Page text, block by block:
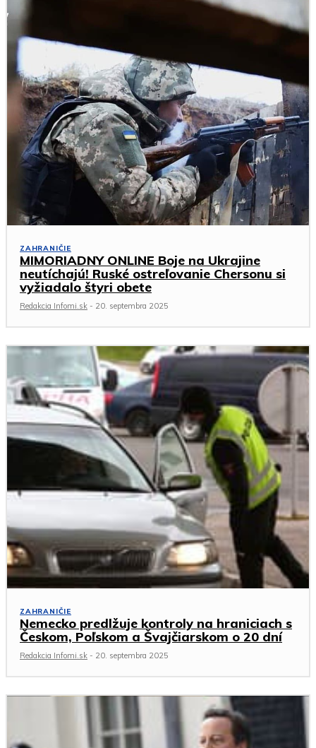
ZAHRANIČIE
MIMORIADNY ONLINE Boje na Ukrajine
neutíchajú! Ruské ostreľovanie Chersonu si
vyžiadalo štyri obete
Redakcia Infomi.sk - 20. septembra 2025
ZAHRANIČIE
Nemecko predlžuje kontroly na hraniciach s
Českom, Poľskom a Švajčiarskom o 20 dní
Redakcia Infomi.sk - 20. septembra 2025